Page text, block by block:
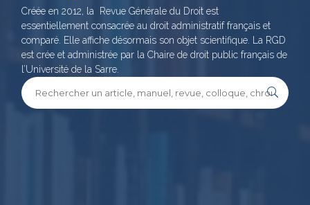
Créée en 2012, la Revue Générale du Droit est
essentiellement consacrée au droit administratif français et
comparé. Elle affiche désormais son objet scientifique. La RGD
est crée et administrée par la Chaire de droit public français de
l’Université de la Sarre.